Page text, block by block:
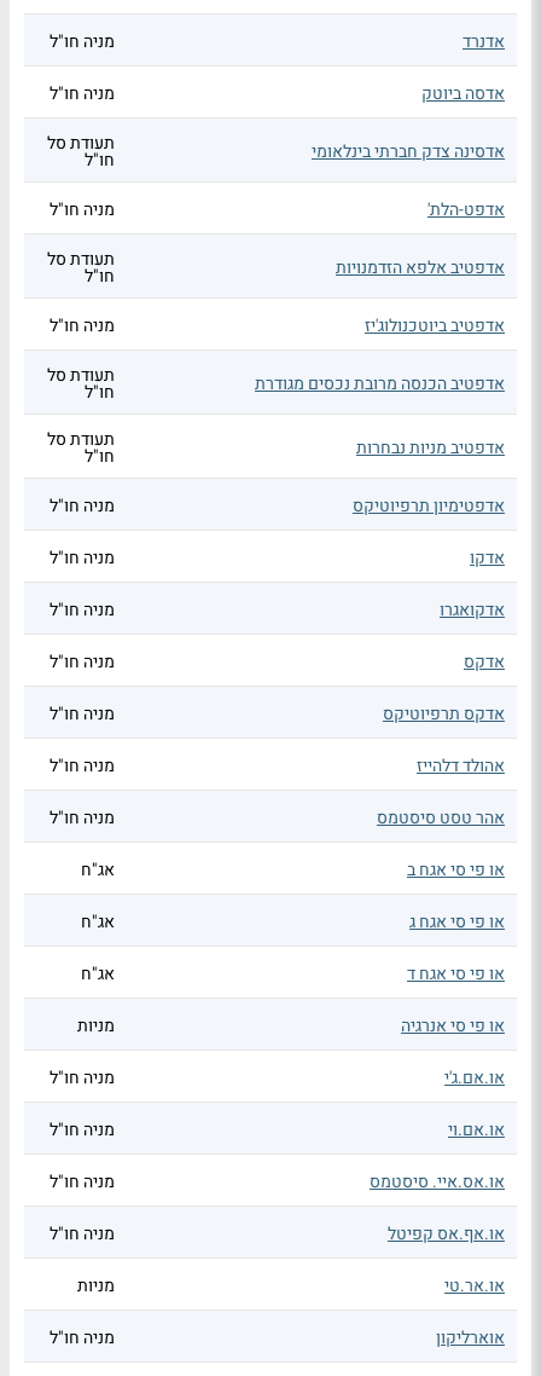
אדנרד מניה חו"ל
אדסה ביוטק מניה חו"ל
אדסינה צדק חברתי בינלאומי תעודת סל
חו"ל
אדפט-הלת'
מניה חו"ל
אדפטיב אלפא הזדמנויות תעודת סל
חו"ל
אדפטיב ביוטכנולוג'יז
מניה חו"ל
אדפטיב הכנסה מרובת נכסים מגודרת תעודת סל
חו"ל
אדפטיב מניות נבחרות תעודת סל
חו"ל
אדפטימיון תרפיוטיקס
מניה חו"ל
אדקו מניה חו"ל
אדקואגרו מניה חו"ל
אדקס מניה חו"ל
אדקס תרפיוטיקס מניה חו"ל
אהולד דלהייז מניה חו"ל
אהר טסט סיסטמס מניה חו"ל
או פי סי אגח ב אג"ח
או פי סי אגח ג אג"ח
או פי סי אגח ד אג"ח
או פי סי אנרגיה מניות
או.אם.ג'י מניה חו"ל
או.אם.וי מניה חו"ל
או.אס.איי. סיסטמס מניה חו"ל
או.אף.אס קפיטל מניה חו"ל
או.אר.טי מניות
אוארליקון מניה חו"ל